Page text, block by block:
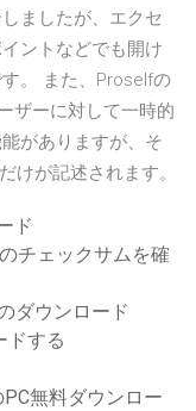
ましたが、エクセ
ントなどでも開け
。 また、Proselfの
ザーに対して一時的
がありますが、そ
けが記述されます。
ド
チェックサムを確
ダウンロード
ドする
無料ダウンロー